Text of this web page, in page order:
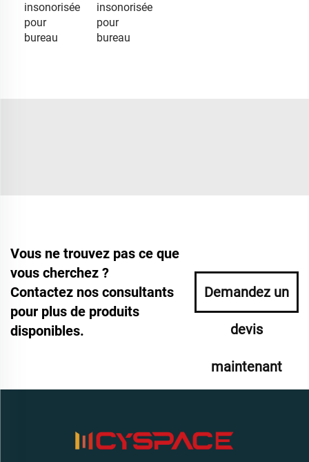
insonorisée
pour
bureau
insonorisée
pour
bureau
Vous ne trouvez pas ce que
vous cherchez ?
Contactez nos consultants
pour plus de produits
disponibles.
Demandez un
devis
maintenant